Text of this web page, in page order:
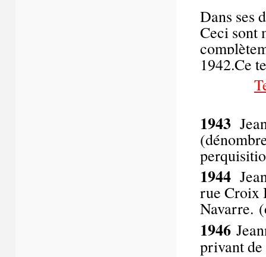
Dans ses
Ceci sont
1942.Ce
1943
1944
rue Croix
Navarre.
1946
privant